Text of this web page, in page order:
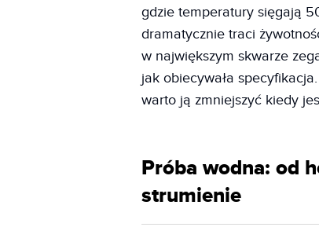
gdzie temperatury sięgają
dramatycznie traci
w największym skwarze
jak obiecywała
warto ją zmniejszyć kiedy
Próba wodna: od
strumienie